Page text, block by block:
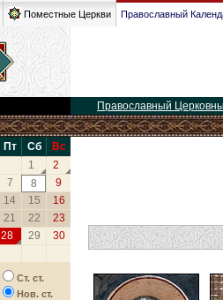
Поместные Церкви Православный
Православный
Пт Сб
Вс
1
2
7 8
9
14 15
16
21 22
23
28 29
30
Ст. ст.
Нов. ст.